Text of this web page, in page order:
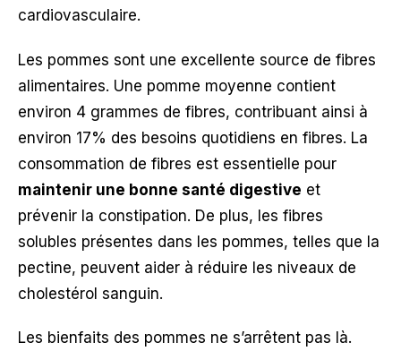
cardiovasculaire.
Les pommes sont une excellente source de fibres
alimentaires. Une pomme moyenne contient
environ 4 grammes de fibres, contribuant ainsi à
environ 17% des besoins quotidiens en fibres. La
consommation de fibres est essentielle pour
maintenir une bonne santé digestive et
prévenir la constipation. De plus, les fibres
solubles présentes dans les pommes, telles que la
pectine, peuvent aider à réduire les niveaux de
cholestérol sanguin.
Les bienfaits des pommes ne s’arrêtent pas là.